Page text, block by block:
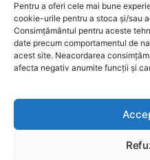
Pentru a oferi cele mai bune
cookie-urile pentru a stoca și/sau
Consimțământul pentru aceste
date precum comportamentul de
acest site. Neacordarea
afecta negativ anumite funcții și
This website uses cookies